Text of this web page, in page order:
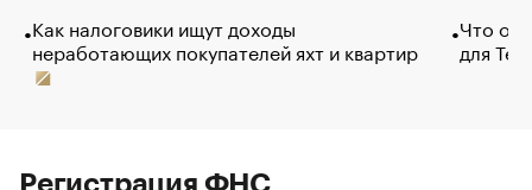
Как налоговики ищут доходы
неработающих покупателей яхт и квартир
Что
для